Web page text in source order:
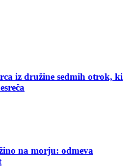
iz družine sedmih otrok, ki
na morju: odmeva